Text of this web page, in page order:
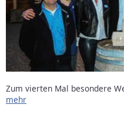
Zum vierten Mal besondere
mehr